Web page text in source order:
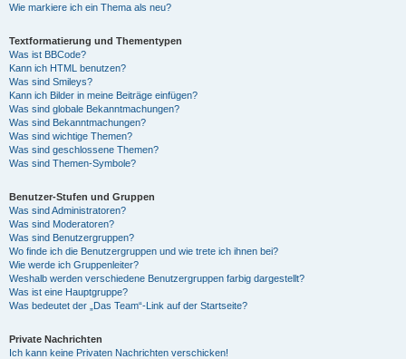
Wie markiere ich ein Thema als neu?
Textformatierung und Thementypen
Was ist BBCode?
Kann ich HTML benutzen?
Was sind Smileys?
Kann ich Bilder in meine Beiträge einfügen?
Was sind globale Bekanntmachungen?
Was sind Bekanntmachungen?
Was sind wichtige Themen?
Was sind geschlossene Themen?
Was sind Themen-Symbole?
Benutzer-Stufen und Gruppen
Was sind Administratoren?
Was sind Moderatoren?
Was sind Benutzergruppen?
Wo finde ich die Benutzergruppen und wie trete ich ihnen bei?
Wie werde ich Gruppenleiter?
Weshalb werden verschiedene Benutzergruppen farbig dargestellt?
Was ist eine Hauptgruppe?
Was bedeutet der „Das Team“-Link auf der Startseite?
Private Nachrichten
Ich kann keine Privaten Nachrichten verschicken!